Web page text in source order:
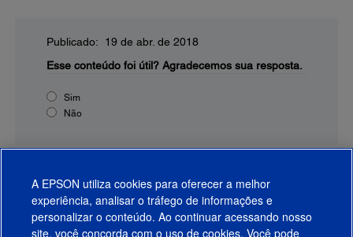
Publicado: 19 de abr. de 2018
Esse conteúdo foi útil? Agradecemos sua resposta.
Sim
Não
A EPSON utiliza cookies para oferecer a melhor
experiência, analisar o tráfego de informações e
personalizar o conteúdo. Ao continuar acessando nosso
site, você concorda com o uso de cookies. Você pode